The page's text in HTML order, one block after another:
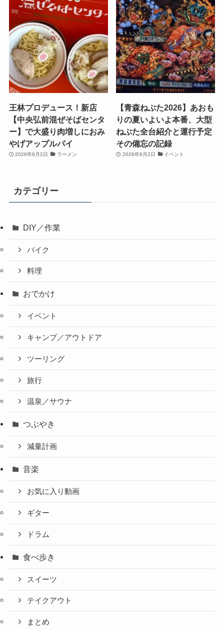
王林プロデュース！新店
【中央弘前混ぜそばセンタ
ー】で大盛り肉増しにおみ
やげアップルパイ
2026年8月2日 ラーメン
【青森ねぶた2026】あおも
りの夏いよいよ本番、大型
ねぶた全台紹介と運行予定
その備忘の記録
2026年8月2日 イベント
カテゴリー
DIY／作業
バイク
料理
おでかけ
イベント
キャンプ／アウトドア
ツーリング
旅行
温泉／サウナ
つぶやき
減量計画
音楽
お気に入り動画
ギター
ドラム
食べ歩き
スイーツ
テイクアウト
まとめ